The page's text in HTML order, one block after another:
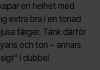
en helhet med
extra bra i en tonad
färger. Tänk därför
och ton – annars
i dubbel